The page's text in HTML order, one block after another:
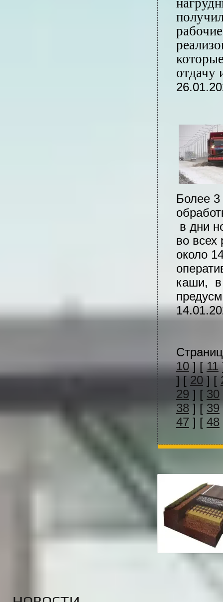
отдачу
Более
в дни
во всех
около
каши, в
10] [11
] [ 20 ] [
29 ] [ 30
38 ] [ 39
47 ] [ 48